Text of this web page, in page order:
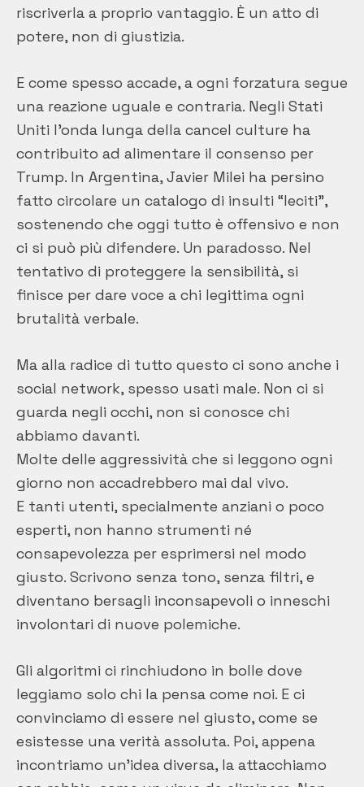
riscriverla a proprio vantaggio. È un atto di
potere, non di giustizia.
E come spesso accade, a ogni forzatura segue
una reazione uguale e contraria. Negli Stati
Uniti l’onda lunga della cancel culture ha
contribuito ad alimentare il consenso per
Trump. In Argentina, Javier Milei ha persino
fatto circolare un catalogo di insulti “leciti”,
sostenendo che oggi tutto è offensivo e non
ci si può più difendere. Un paradosso. Nel
tentativo di proteggere la sensibilità, si
finisce per dare voce a chi legittima ogni
brutalità verbale.
Ma alla radice di tutto questo ci sono anche i
social network, spesso usati male. Non ci si
guarda negli occhi, non si conosce chi
abbiamo davanti.
Molte delle aggressività che si leggono ogni
giorno non accadrebbero mai dal vivo.
E tanti utenti, specialmente anziani o poco
esperti, non hanno strumenti né
consapevolezza per esprimersi nel modo
giusto. Scrivono senza tono, senza filtri, e
diventano bersagli inconsapevoli o inneschi
involontari di nuove polemiche.
Gli algoritmi ci rinchiudono in bolle dove
leggiamo solo chi la pensa come noi. E ci
convinciamo di essere nel giusto, come se
esistesse una verità assoluta. Poi, appena
incontriamo un’idea diversa, la attacchiamo